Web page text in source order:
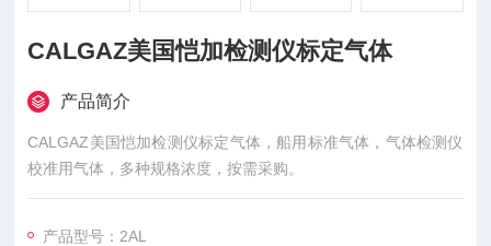
CALGAZ美国恺加检测仪标定气体
产品简介
CALGAZ美国恺加检测仪标定气体，船用标准气体，气体检测仪
校准用气体，多种规格浓度，按需采购。
产品型号：2AL